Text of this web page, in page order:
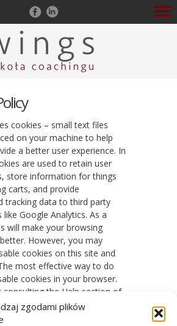
zgodami plików
cookies – small text files
on your machine to help
a better user experience. In
are used to retain user
store information for things
carts, and provide
tracking data to third party
like Google Analytics. As a
will make your browsing
However, you may
cookies on this site and
most effective way to do
cookies in your browser.
consulting the Help section of
or taking a look atthe About